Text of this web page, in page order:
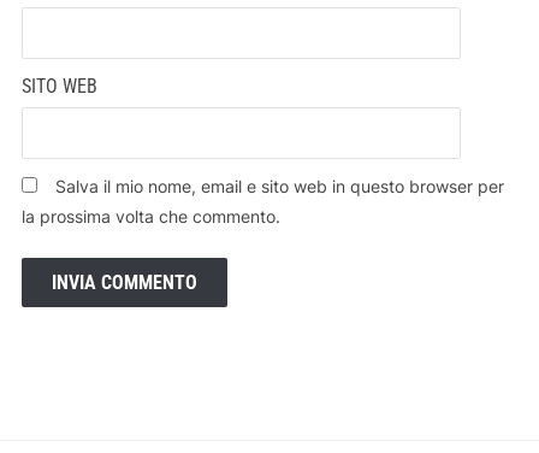
SITO WEB
Salva il mio nome, email e sito web in questo browser per
la prossima volta che commento.